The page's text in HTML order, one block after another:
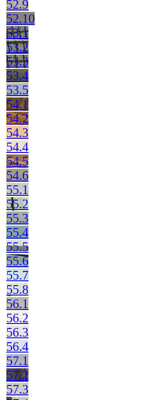
52.9
52.10
53.1
53.2
53.3
53.4
53.5
54.1
54.2
54.3
54.4
54.5
54.6
55.1
55.2
55.3
55.4
55.5
55.6
55.7
55.8
56.1
56.2
56.3
56.4
57.1
57.2
57.3